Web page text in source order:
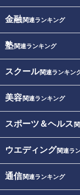
金融関連ランキング
塾関連ランキング
スクール関連ランキン
美容関連ランキング
スポーツ＆ヘルス
ウエディング関連ラ
通信関連ランキング